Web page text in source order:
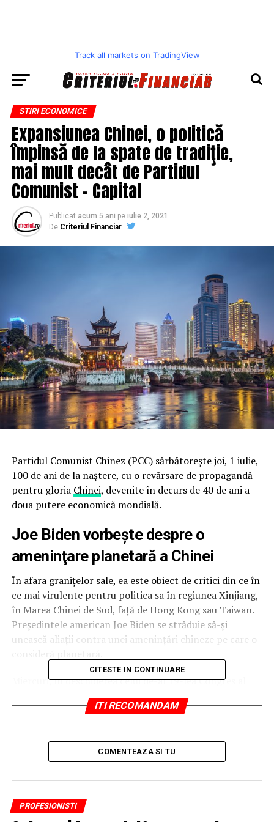
Track all markets on TradingView
STIRI ECONOMICE
Expansiunea Chinei, o politică
împinsă de la spate de tradiţie,
mai mult decât de Partidul
Comunist – Capital
Publicat acum 5 ani pe iulie 2, 2021
De Criteriul Financiar
Partidul Comunist Chinez (PCC) sărbătoreşte joi, 1 iulie,
100 de ani de la naştere, cu o revărsare de propagandă
pentru gloria Chinei, devenite în decurs de 40 de ani a
doua putere economică mondială.
Joe Biden vorbeşte despre o
ameninţare planetară a Chinei
În afara graniţelor sale, ea este obiect de critici din ce în
ce mai virulente pentru politica sa în regiunea Xinjiang,
în Marea Chinei de Sud, faţă de Hong Kong sau Taiwan.
Preşedintele american Joe Biden se străduie să-şi
unească aliaţii contra unei ameninţări chineze pe care o
Miercuri, în deschiderea celui de-al 19-lea Congres al
PCC, preşedintele chinez,Xi Jinping, a prezentat un
tablou al unei Chine “socialiste moderne” care “va urca
Republicii populare.
Transformată radical de patru decenii de reforme
economice, China de astăzi nu mai are multe în comun
scopuriexpansioniste
CITESTE IN CONTINUARE
ITI RECOMANDAM
COMENTEAZA SI TU
PROFESIONISTI